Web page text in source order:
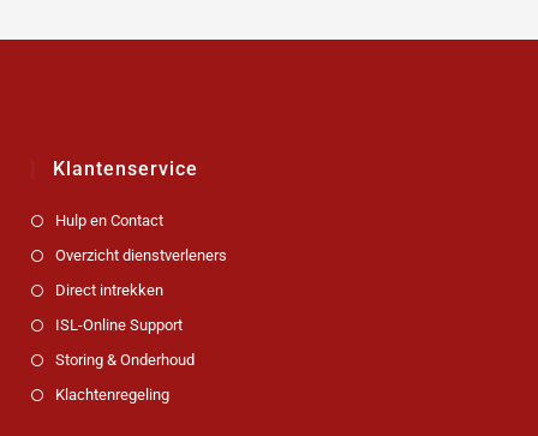
Klantenservice
Hulp en Contact
Overzicht dienstverleners
Direct intrekken
ISL-Online Support
Storing & Onderhoud
Klachtenregeling